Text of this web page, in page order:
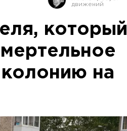
который
на